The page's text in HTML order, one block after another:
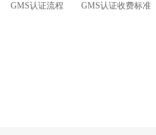
GMS认证流程 GMS认证收费标准